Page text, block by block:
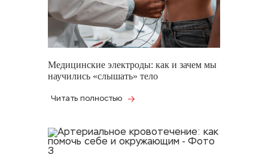
Медицинские электроды: как и зачем мы
научились «слышать» тело
Читать полностью